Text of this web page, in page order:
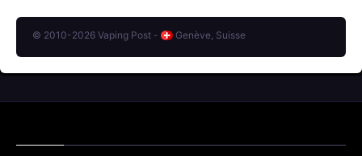
© 2010-2026 Vaping Post - Genève, Suisse